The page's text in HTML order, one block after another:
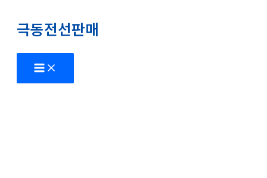
극동전선판매
Main
Menu